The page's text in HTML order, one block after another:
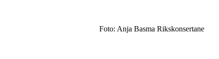
Foto: Anja Basma Rikskonsertane